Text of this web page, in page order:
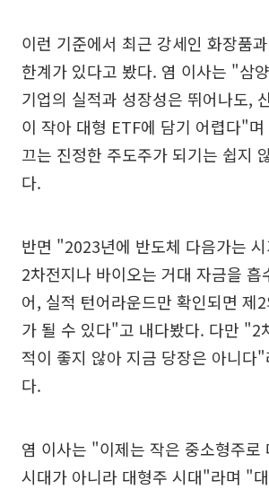
이런 기준에서 최근 강세인 화장품
한계가 있다고 봤다. 염 이사는 "삼
기업의 실적과 성장성은 뛰어나도,
이 작아 대형 ETF에 담기 어렵다"
끄는 진정한 주도주가 되기는 쉽지
다.
반면 "2023년에 반도체 다음가는
2차전지나 바이오는 거대 자금을 흡
어, 실적 턴어라운드만 확인되면 제
가 될 수 있다"고 내다봤다. 다만 "2
적이 좋지 않아 지금 당장은 아니다
다.
염 이사는 "이제는 작은 중소형주로
시대가 아니라 대형주 시대"라며 "